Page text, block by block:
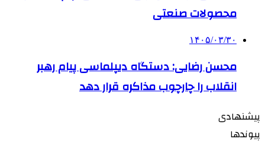
محصولات صنعتی
۱۴۰۵/۰۳/۳۰
محسن رضایی: دستگاه دیپلماسی پیام رهبر
انقلاب را چارچوب مذاکره قرار دهد
پیشنهادی
پیوندها